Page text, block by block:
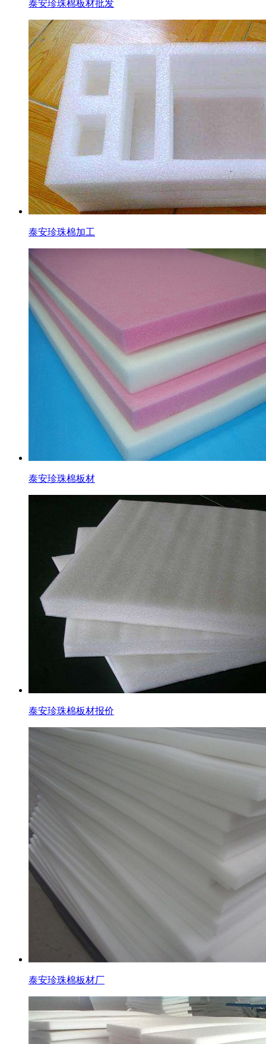
泰安珍珠棉板材批发
泰安珍珠棉加工
泰安珍珠棉板材
泰安珍珠棉板材报价
泰安珍珠棉板材厂